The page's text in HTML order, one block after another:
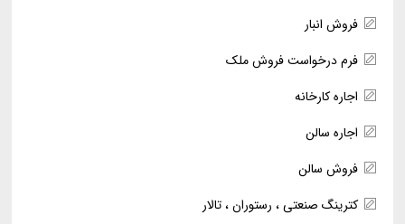
فروش انبار
فرم درخواست فروش ملک
اجاره کارخانه
اجاره سالن
فروش سالن
کترینگ صنعتی ، رستوران ، تالار